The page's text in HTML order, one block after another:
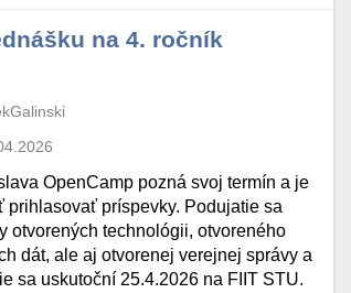
na 4. ročník
OpenCamp pozná svoj termín a je
prihlasovať príspevky. Podujatie sa
otvorených technológii, otvoreného
dát, ale aj otvorenej verejnej správy a
sa uskutoční 25.4.2026 na FIIT STU.